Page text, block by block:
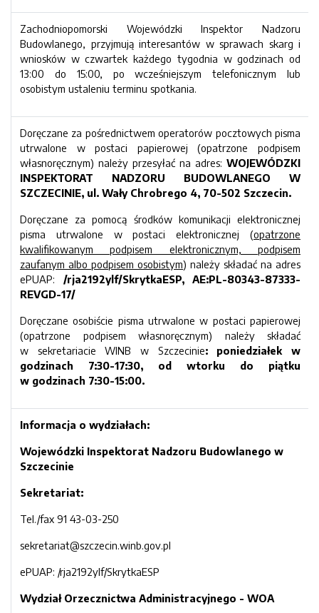
Zachodniopomorski Wojewódzki Inspektor Nadzoru
Budowlanego, przyjmują interesantów w sprawach skarg i
wniosków w czwartek każdego tygodnia w godzinach od
13:00 do 15:00, po wcześniejszym telefonicznym lub
osobistym ustaleniu terminu spotkania.
Doręczane za pośrednictwem operatorów pocztowych pisma
utrwalone w postaci papierowej (opatrzone podpisem
własnoręcznym) należy przesyłać na adres: WOJEWÓDZKI
INSPEKTORAT NADZORU BUDOWLANEGO W
SZCZECINIE, ul. Wały Chrobrego 4, 70-502 Szczecin.
Doręczane za pomocą środków komunikacji elektronicznej
pisma utrwalone w postaci elektronicznej (opatrzone
kwalifikowanym podpisem elektronicznym, podpisem
zaufanym albo podpisem osobistym) należy składać na adres
ePUAP: /rja2192ylf/SkrytkaESP, AE:PL-80343-87333-
REVGD-17/
Doręczane osobiście pisma utrwalone w postaci papierowej
(opatrzone podpisem własnoręcznym) należy składać
w sekretariacie WINB w Szczecinie: poniedziałek w
godzinach 7:30-17:30, od wtorku do piątku
w godzinach 7:30-15:00.
Informacja o wydziałach:
Wojewódzki Inspektorat Nadzoru Budowlanego w
Szczecinie
Sekretariat:
Tel./fax 91 43-03-250
sekretariat@szczecin.winb.gov.pl
ePUAP: /rja2192ylf/SkrytkaESP
Wydział Orzecznictwa Administracyjnego - WOA